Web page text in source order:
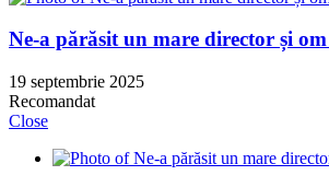
Ne-a părăsit un mare director și
19 septembrie 2025
Recomandat
Close